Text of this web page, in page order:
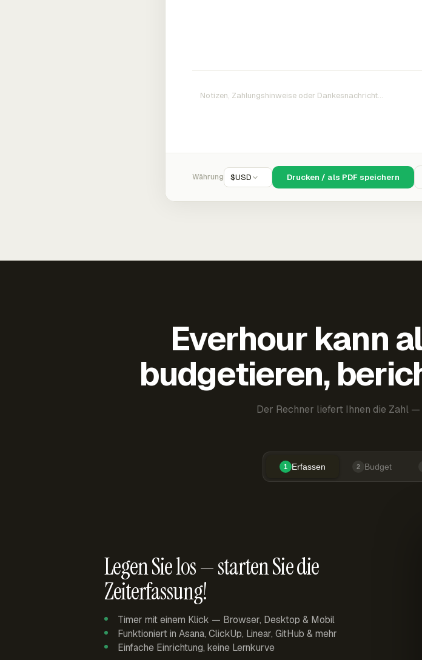
Währung $USD Drucken / als PDF speichern
Everhour kann
budgetieren,
Der Rechner liefert Ihnen die Zahl
1 Erfassen 2 Budget
Legen Sie los — starten Sie die
Zeiterfassung!
Timer mit einem Klick — Browser, Desktop & Mobil
Funktioniert in Asana, ClickUp, Linear, GitHub & mehr
Einfache Einrichtung, keine Lernkurve